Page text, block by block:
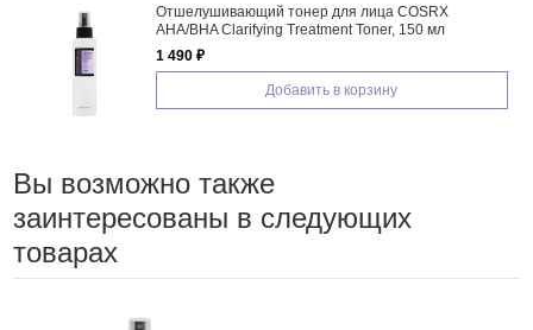
Отшелушивающий тонер для лица COSRX
AHA/BHA Clarifying Treatment Toner, 150 мл
1 490 ₽
Добавить в корзину
Вы возможно также
заинтересованы в следующих
товарах